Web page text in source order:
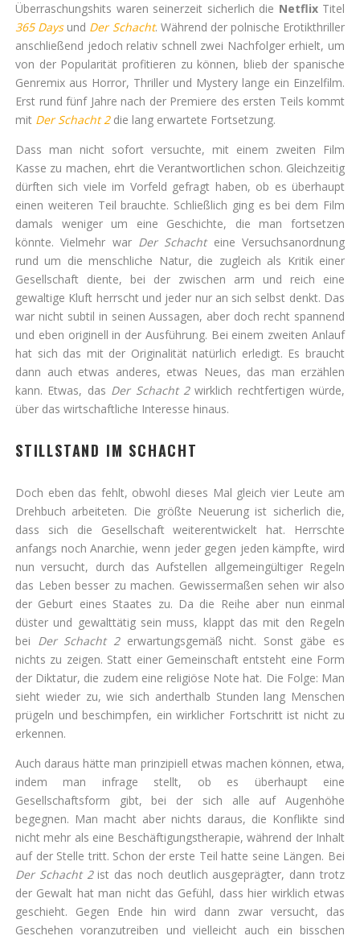
Überraschungshits waren seinerzeit sicherlich die NetflixTitel
365 Daysund Der Schacht. Während der polnische Erotikthriller
anschließend jedoch relativ schnell zwei Nachfolger erhielt, um
von der Popularität profitieren zu können, blieb der spanische
Genremix aus Horror, Thriller und Mystery lange ein Einzelfilm.
Erst rund fünf Jahre nach der Premiere des ersten Teils kommt
mit Der Schacht 2die lang erwartete Fortsetzung.
Dass man nicht sofort versuchte, mit einem zweiten Film
Kasse zu machen, ehrt die Verantwortlichen schon. Gleichzeitig
dürften sich viele im Vorfeld gefragt haben, ob es überhaupt
einen weiteren Teil brauchte. Schließlich ging es bei dem Film
damals weniger um eine Geschichte, die man fortsetzen
könnte. Vielmehr war Der Schachteine Versuchsanordnung
rund um die menschliche Natur, die zugleich als Kritik einer
Gesellschaft diente, bei der zwischen arm und reich eine
gewaltige Kluft herrscht und jeder nur an sich selbst denkt. Das
war nicht subtil in seinen Aussagen, aber doch recht spannend
und eben originell in der Ausführung. Bei einem zweiten Anlauf
hat sich das mit der Originalität natürlich erledigt. Es braucht
dann auch etwas anderes, etwas Neues, das man erzählen
kann. Etwas, das Der Schacht 2wirklich rechtfertigen würde,
über das wirtschaftliche Interesse hinaus.
STILLSTAND IM SCHACHT
Doch eben das fehlt, obwohl dieses Mal gleich vier Leute am
Drehbuch arbeiteten. Die größte Neuerung ist sicherlich die,
dass sich die Gesellschaft weiterentwickelt hat. Herrschte
anfangs noch Anarchie, wenn jeder gegen jeden kämpfte, wird
nun versucht, durch das Aufstellen allgemeingültiger Regeln
das Leben besser zu machen. Gewissermaßen sehen wir also
der Geburt eines Staates zu. Da die Reihe aber nun einmal
düster und gewalttätig sein muss, klappt das mit den Regeln
bei Der Schacht 2erwartungsgemäß nicht. Sonst gäbe es
nichts zu zeigen. Statt einer Gemeinschaft entsteht eine Form
der Diktatur, die zudem eine religiöse Note hat. Die Folge: Man
sieht wieder zu, wie sich anderthalb Stunden lang Menschen
prügeln und beschimpfen, ein wirklicher Fortschritt ist nicht zu
erkennen.
Auch daraus hätte man prinzipiell etwas machen können, etwa,
indem man infrage stellt, ob es überhaupt eine
Gesellschaftsform gibt, bei der sich alle auf Augenhöhe
begegnen. Man macht aber nichts daraus, die Konflikte sind
nicht mehr als eine Beschäftigungstherapie, während der Inhalt
auf der Stelle tritt. Schon der erste Teil hatte seine Längen. Bei
Der Schacht 2ist das noch deutlich ausgeprägter, dann trotz
der Gewalt hat man nicht das Gefühl, dass hier wirklich etwas
geschieht. Gegen Ende hin wird dann zwar versucht, das
Geschehen voranzutreiben und vielleicht auch ein bisschen